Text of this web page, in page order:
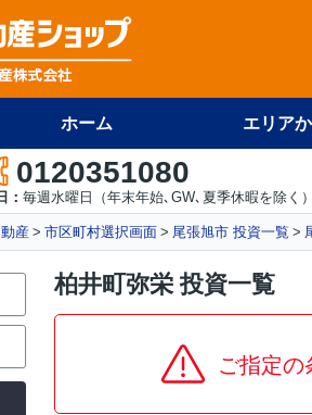
ホーム エリア
0120351080
： 毎週水曜日（年末年始､GW､夏季休暇を除く）
産 市区町村選択画面 尾張旭市 投資一覧
柏井町弥栄 投資一覧
ご指定の